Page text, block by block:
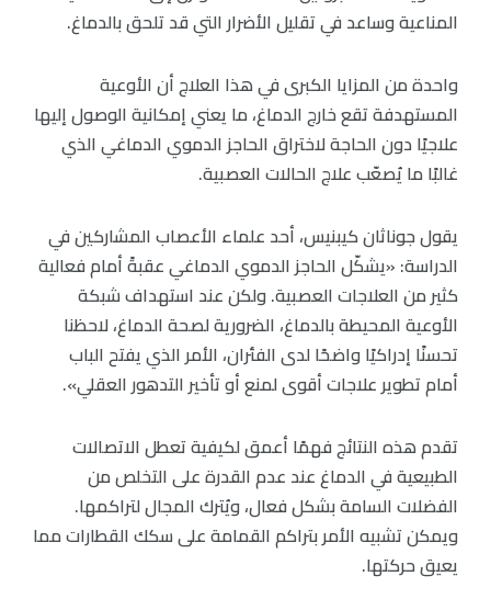
المناعية وساعد في تقليل الأضرار التي قد تلحق بالدماغ.
واحدة من المزايا الكبرى في هذا العلاج أن الأوعية
المستهدفة تقع خارج الدماغ، ما يعني إمكانية الوصول إليها
علاجيًا دون الحاجة لاختراق الحاجز الدموي الدماغي الذي
غالبًا ما يُصعّب علاج الحالات العصبية.
يقول جوناثان كيبنيس، أحد علماء الأعصاب المشاركين في
الدراسة: «يشكّل الحاجز الدموي الدماغي عقبةً أمام فعالية
كثير من العلاجات العصبية. ولكن عند استهداف شبكة
الأوعية المحيطة بالدماغ، الضرورية لصحة الدماغ، لاحظنا
تحسنًا إدراكيًا واضحًا لدى الفئران، الأمر الذي يفتح الباب
أمام تطوير علاجات أقوى لمنع أو تأخير التدهور العقلي».
تقدم هذه النتائج فهمًا أعمق لكيفية تعطل الاتصالات
الطبيعية في الدماغ عند عدم القدرة على التخلص من
الفضلات السامة بشكل فعال، ويُترك المجال لتراكمها.
ويمكن تشبيه الأمر بتراكم القمامة على سكك القطارات مما
يعيق حركتها.